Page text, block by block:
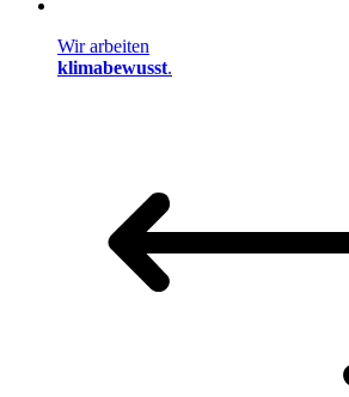
Wir arbeiten
klimabewusst.